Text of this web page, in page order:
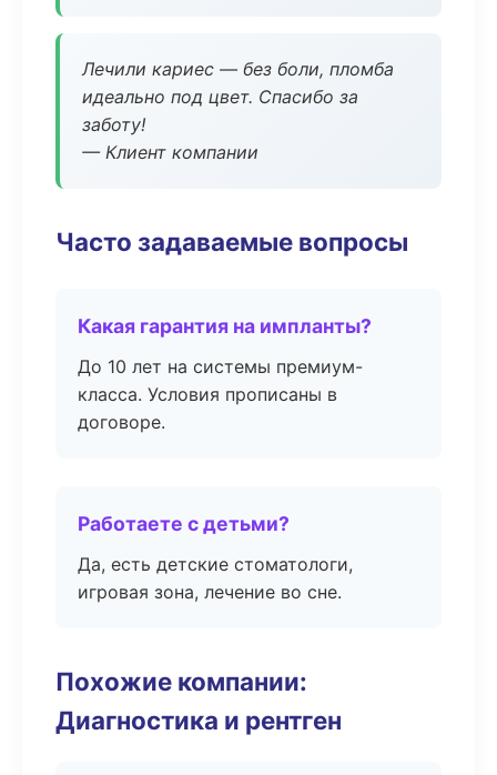
Лечили кариес — без боли, пломба
идеально под цвет. Спасибо за
заботу!
— Клиент компании
Часто задаваемые вопросы
Какая гарантия на импланты?
До 10 лет на системы премиум-
класса. Условия прописаны в
договоре.
Работаете с детьми?
Да, есть детские стоматологи,
игровая зона, лечение во сне.
Похожие компании:
Диагностика и рентген